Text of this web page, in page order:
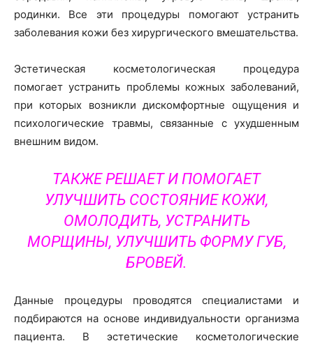
родинки. Все эти процедуры помогают устранить
заболевания кожи без хирургического вмешательства.
Эстетическая косметологическая процедура
помогает устранить проблемы кожных заболеваний,
при которых возникли дискомфортные ощущения и
психологические травмы, связанные с ухудшенным
внешним видом.
ТАКЖЕ РЕШАЕТ И ПОМОГАЕТ
УЛУЧШИТЬ СОСТОЯНИЕ КОЖИ,
ОМОЛОДИТЬ, УСТРАНИТЬ
МОРЩИНЫ, УЛУЧШИТЬ ФОРМУ ГУБ,
БРОВЕЙ.
Данные процедуры проводятся специалистами и
подбираются на основе индивидуальности организма
пациента. В эстетические косметологические